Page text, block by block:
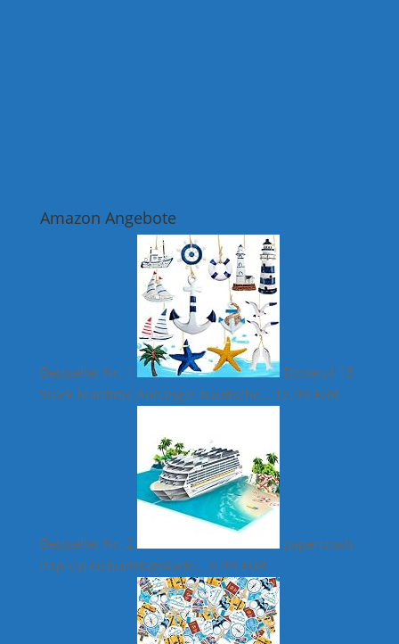
Amazon Angebote
Bestseller Nr. 1
Dtoterul 15
Stück Maritime Anhänger Nautische... 12,99 EUR
Bestseller Nr. 2
papercrush
Pop-Up Geburtstagskarte... 8,99 EUR